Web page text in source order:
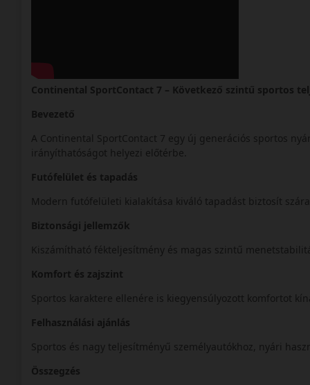
Continental SportContact 7 – Következő szintű sportos
Bevezető
A Continental SportContact 7 egy új generációs sportos
irányíthatóságot helyezi előtérbe.
Futófelület és tapadás
Modern futófelületi kialakítása kiváló tapadást biztosít
Biztonsági jellemzők
Kiszámítható fékteljesítmény és magas szintű
Komfort és zajszint
Sportos karaktere ellenére is kiegyensúlyozott komfortot
Felhasználási ajánlás
Sportos és nagy teljesítményű személyautókhoz, nyári
Összegzés